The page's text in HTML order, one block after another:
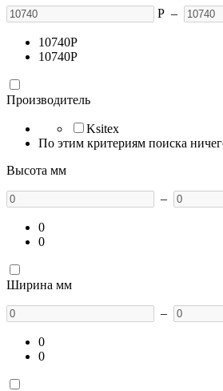
Р –
10740Р
10740Р
Производитель
Ksitex
По этим критериям поиска
Высота мм
–
0
0
Ширина мм
–
0
0